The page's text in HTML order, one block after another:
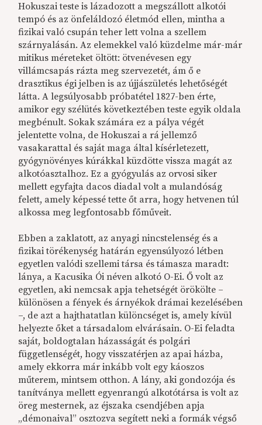
Hokuszai teste is lázadozott a megszállott alkotói
tempó és az önfeláldozó életmód ellen, mintha a
fizikai való csupán teher lett volna a szellem
szárnyalásán. Az elemekkel való küzdelme már-már
mitikus méreteket öltött: ötvenévesen egy
villámcsapás rázta meg szervezetét, ám ő e
drasztikus égi jelben is az újjászületés lehetőségét
látta. A legsúlyosabb próbatétel 1827-ben érte,
amikor egy szélütés következtében teste egyik oldala
megbénult. Sokak számára ez a pálya végét
jelentette volna, de Hokuszai a rá jellemző
vasakarattal és saját maga által kísérletezett,
gyógynövényes kúrákkal küzdötte vissza magát az
alkotóasztalhoz. Ez a gyógyulás az orvosi siker
mellett egyfajta dacos diadal volt a mulandóság
felett, amely képessé tette őt arra, hogy hetvenen túl
alkossa meg legfontosabb főműveit.
Ebben a zaklatott, az anyagi nincstelenség és a
fizikai törékenység határán egyensúlyozó létben
egyetlen valódi szellemi társa és támasza maradt:
lánya, a Kacusika Ói néven alkotó O-Ei. Ő volt az
egyetlen, aki nemcsak apja tehetségét örökölte –
különösen a fények és árnyékok drámai kezelésében
–, de azt a hajthatatlan különcséget is, amely kívül
helyezte őket a társadalom elvárásain. O-Ei feladta
saját, boldogtalan házasságát és polgári
függetlenségét, hogy visszatérjen az apai házba,
amely ekkorra már inkább volt egy káoszos
műterem, mintsem otthon. A lány, aki gondozója és
tanítványa mellett egyenrangú alkotótársa is volt az
öreg mesternek, az éjszaka csendjében apja
„démonaival” osztozva segített neki a formák végső